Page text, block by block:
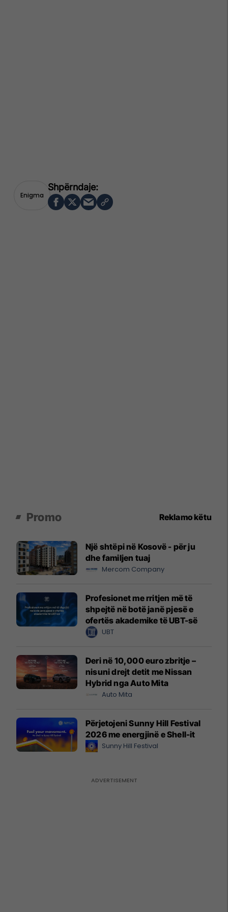
Enigma
Promo Reklamo këtu
Një shtëpi në Kosovë - për ju
dhe familjen tuaj
Mercom Company
Profesionet me rritjen më të
shpejtë në botë janë pjesë e
ofertës akademike të UBT-së
UBT
Deri në 10,000 euro zbritje –
nisuni drejt detit me Nissan
Hybrid nga Auto Mita
Auto Mita
Përjetojeni Sunny Hill Festival
2026 me energjinë e Shell-it
Sunny Hill Festival